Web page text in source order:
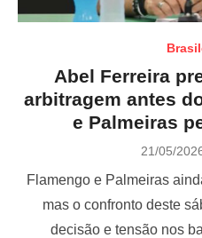
Abel Ferreira
arbitragem antes
e Palmeiras
P
s
e
d
21/05/
Flamengo e Palmeiras
mas o confronto deste
decisão e tensão nos